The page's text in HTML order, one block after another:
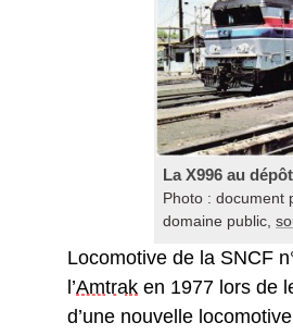
La X996 au
Photo : document
domaine public,
Locomotive de la SNCF
l’Amtrak en 1977 lors de
d’une nouvelle